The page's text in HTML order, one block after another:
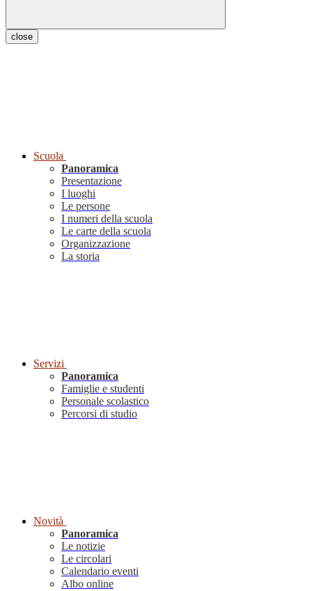
close
Scuola
Panoramica
Presentazione
I luoghi
Le persone
I numeri della scuola
Le carte della scuola
Organizzazione
La storia
Servizi
Panoramica
Famiglie e studenti
Personale scolastico
Percorsi di studio
Novità
Panoramica
Le notizie
Le circolari
Calendario eventi
Albo online